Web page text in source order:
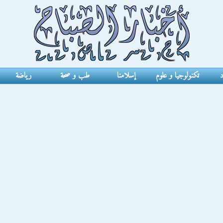
تكنولوجيا و علوم إسلامنا طب و صحة رياضة